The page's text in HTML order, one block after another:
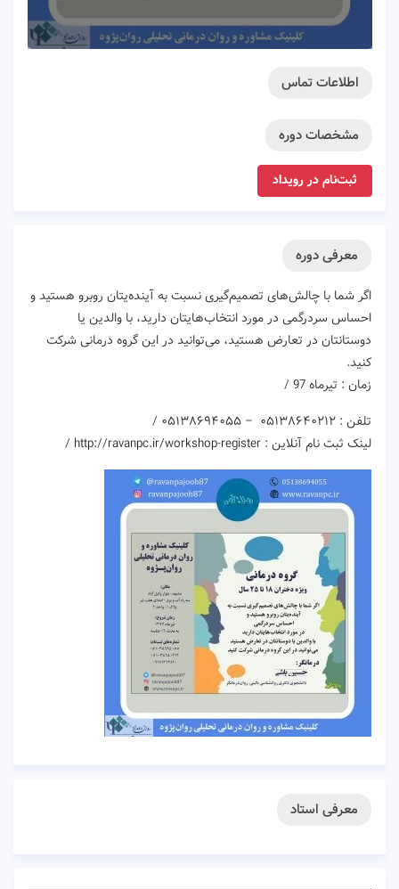
اطلاعات تماس
مشخصات دوره
ثبت‌نام در رویداد
معرفی دوره
اگر شما با چالش‌های تصمیم‌گیری نسبت به آینده‌یتان روبرو هستید و
احساس سردرگمی در مورد انتخاب‌هایتان دارید، با والدین یا
دوستانتان در تعارض هستید، می‌توانید در این گروه درمانی شرکت
کنید.
زمان : تیرماه 97 /
تلفن : ۰۵۱۳۸۶۴۰۲۱۲ – ۰۵۱۳۸۶۹۴۰۵۵ /
لینک ثبت نام آنلاین : http://ravanpc.ir/workshop-register /
معرفی استاد